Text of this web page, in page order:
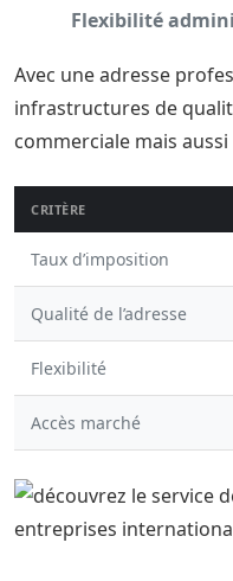
Flexibilité
Avec une adresse
infrastructures de
commerciale mais
CRITÈRE
Taux d’imposition
Qualité de l’adresse
Flexibilité
Accès marché